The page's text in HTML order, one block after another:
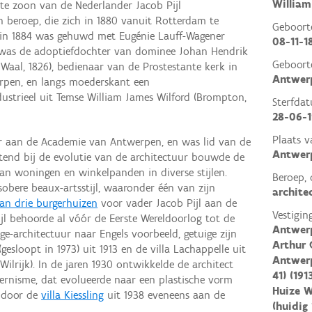
William
08-11-
28-06-
Plaats
Arthur
41)
Huize
(huidig
zoon van de Nederlander Jacob Pijl
beroep, die zich in 1880 vanuit Rotterdam te
1884 was gehuwd met Eugénie Lauff-Wagener
was de adoptiefdochter van dominee Johan Hendrik
1826), bedienaar van de Prostestante kerk in
en langs moederskant een
uit Temse William James Wilford (Brompton,
de Academie van Antwerpen, en was lid van de
bij de evolutie van de architectuur bouwde de
woningen en winkelpanden in diverse stijlen.
beaux-artsstijl, waaronder één van zijn
drie burgerhuizen voor vader Jacob Pijl aan de
behoorde al vóór de Eerste Wereldoorlog tot de
architectuur naar Engels voorbeeld, getuige zijn
in 1973) uit 1913 en de villa Lachappelle uit
In de jaren 1930 ontwikkelde de architect
dat evolueerde naar een plastische vorm
door devilla Kiessling uit 1938 eveneens aan de